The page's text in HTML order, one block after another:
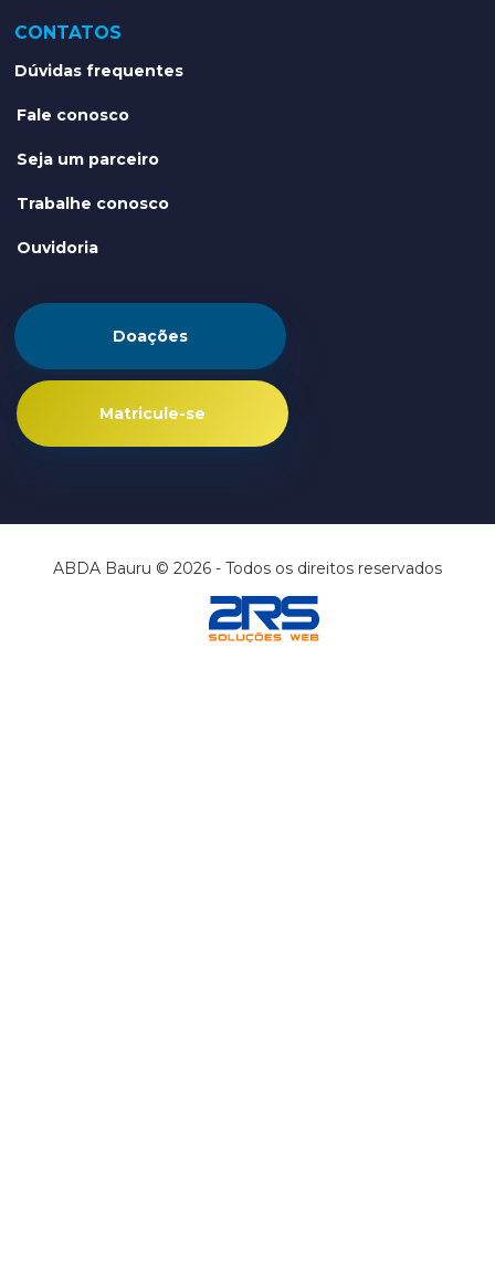
CONTATOS
Dúvidas frequentes
Fale conosco
Seja um parceiro
Trabalhe conosco
Ouvidoria
Doações
Matricule-se
ABDA Bauru © 2026 - Todos os direitos reservados